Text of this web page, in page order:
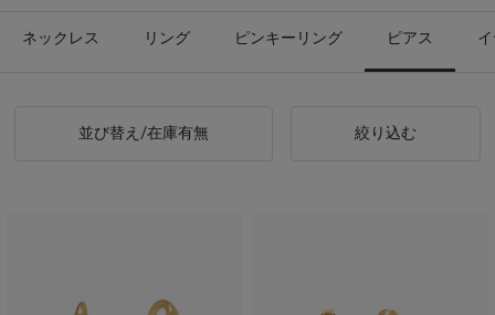
ネックレス リング ピンキーリング ピアス
並び替え/在庫有無 絞り込む